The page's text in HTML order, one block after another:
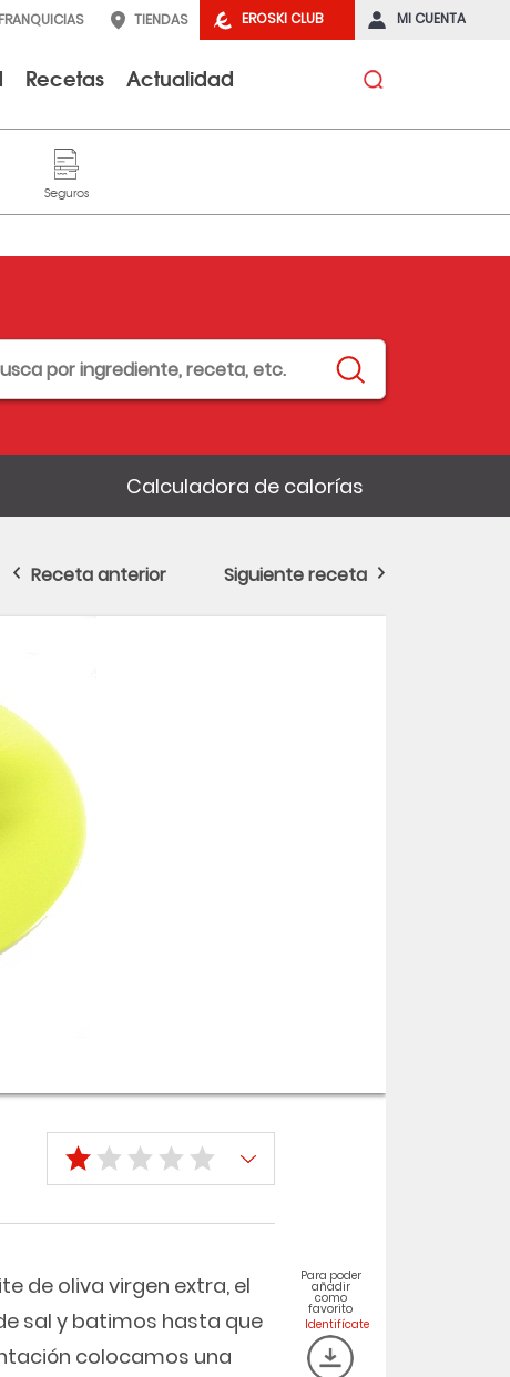
EROSKI CLUB MI CUENTA
FRANQUICIAS TIENDAS
Recetas Actualidad
Calculadora de calorías
de oliva virgen extra, el
sal y batimos hasta que
colocamos una
Para poder
añadir
como
favorito
Receta anterior Siguiente receta